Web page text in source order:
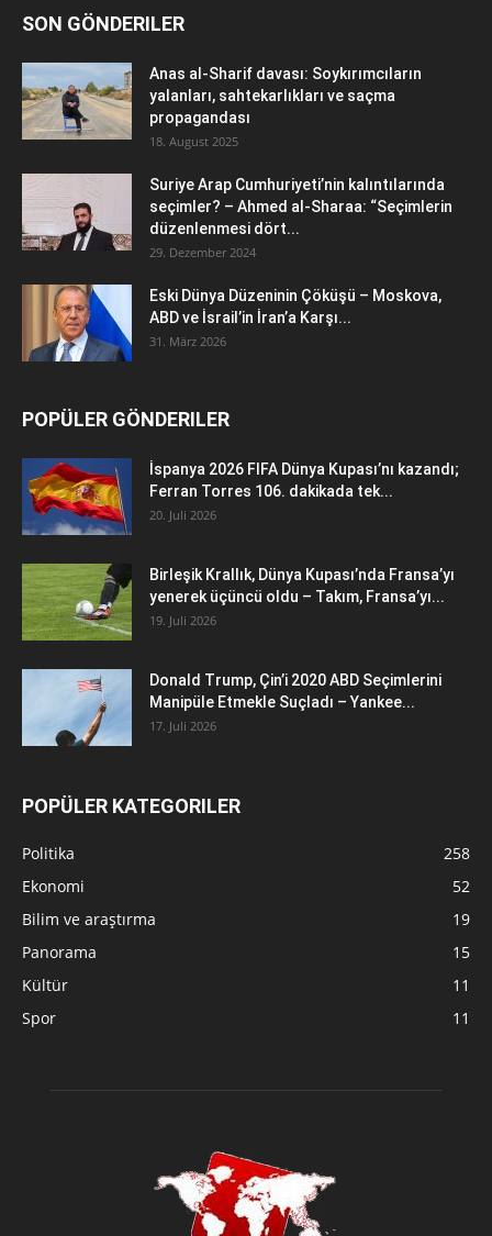
SON GÖNDERILER
Anas al-Sharif davası: Soykırımcıların
yalanları, sahtekarlıkları ve saçma
propagandası
18. August 2025
Suriye Arap Cumhuriyeti’nin kalıntılarında
seçimler? – Ahmed al-Sharaa: “Seçimlerin
düzenlenmesi dört...
29. Dezember 2024
Eski Dünya Düzeninin Çöküşü – Moskova,
ABD ve İsrail’in İran’a Karşı...
31. März 2026
POPÜLER GÖNDERILER
İspanya 2026 FIFA Dünya Kupası’nı kazandı;
Ferran Torres 106. dakikada tek...
20. Juli 2026
Birleşik Krallık, Dünya Kupası’nda Fransa’yı
yenerek üçüncü oldu – Takım, Fransa’yı...
19. Juli 2026
Donald Trump, Çin’i 2020 ABD Seçimlerini
Manipüle Etmekle Suçladı – Yankee...
17. Juli 2026
POPÜLER KATEGORILER
Politika
258
Ekonomi
52
Bilim ve araştırma
19
Panorama
15
Kültür
11
Spor
11